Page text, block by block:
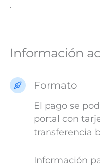
.
Información
Formato
El pago se
portal con
transferencia
Información